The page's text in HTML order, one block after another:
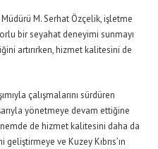
M. Serhat Özçelik,işletme
bir seyahat deneyimi sunmayı
artırırken,hizmet kalitesini de
çalışmalarını sürdüren
yönetmeye devam ettiğine
de hizmet kalitesini daha da
ve Kuzey Kıbrıs’ın